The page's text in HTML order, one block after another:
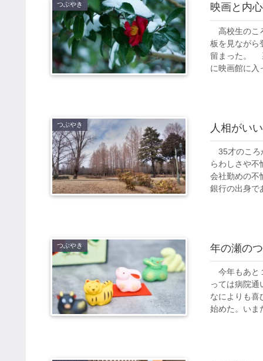
つぶやき 映画と内
高校生のこ
板を見なが
留まった。
に映画館に入
つぶやき 人相がい
35才のころ
らわしさや
会社勤めの不
銀行の出身で
つぶやき 年の瀬の
今年もあと
っては病院通
なによりも
始めた。いま